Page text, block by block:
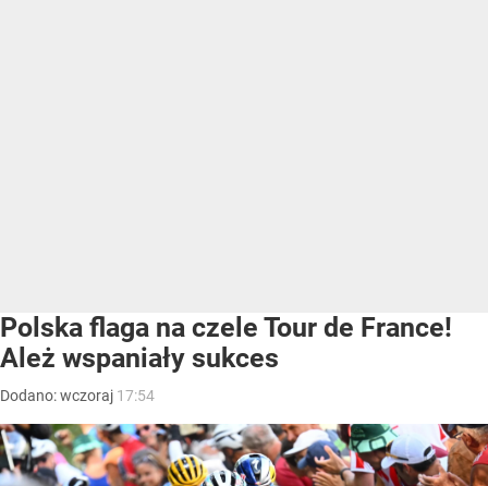
Polska flaga na czele Tour de France!
Ależ wspaniały sukces
Dodano:wczoraj 17:54